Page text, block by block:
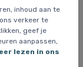
inhoud aan te
verkeer te
geef je
aanpassen,
lezen in ons
is uitverkocht.